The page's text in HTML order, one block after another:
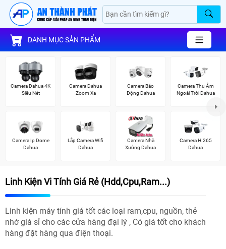
DANH MỤC SẢN PHẨM
Camera Dahua 4K
Siêu Nét
Camera Dahua
Zoom Xa
Camera Báo
Động Dahua
Camera Thu Âm
Ngoài Trời Dahua
Camera Ip Dome
Dahua
Lắp Camera Wifi
Dahua
Camera Nhà
Xưởng Dahua
Camera H.265
Dahua
Linh Kiện Vi Tính Giá Rẻ (Hdd,Cpu,Ram...)
Linh kiện máy tính giá tốt các loại ram,cpu, nguồn, thẻ
nhớ giá sỉ cho các cửa hàng đại lý , Có giá tốt cho khách
hàng đặt hàng qua điện thoại.